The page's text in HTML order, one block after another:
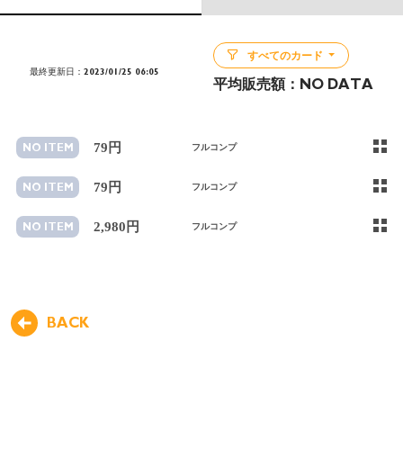
最終更新日：2023/01/25 06:05
すべてのカード
平均販売額： NO DATA
NO ITEM 79円 フルコンプ
NO ITEM 79円 フルコンプ
NO ITEM 2,980円 フルコンプ
BACK